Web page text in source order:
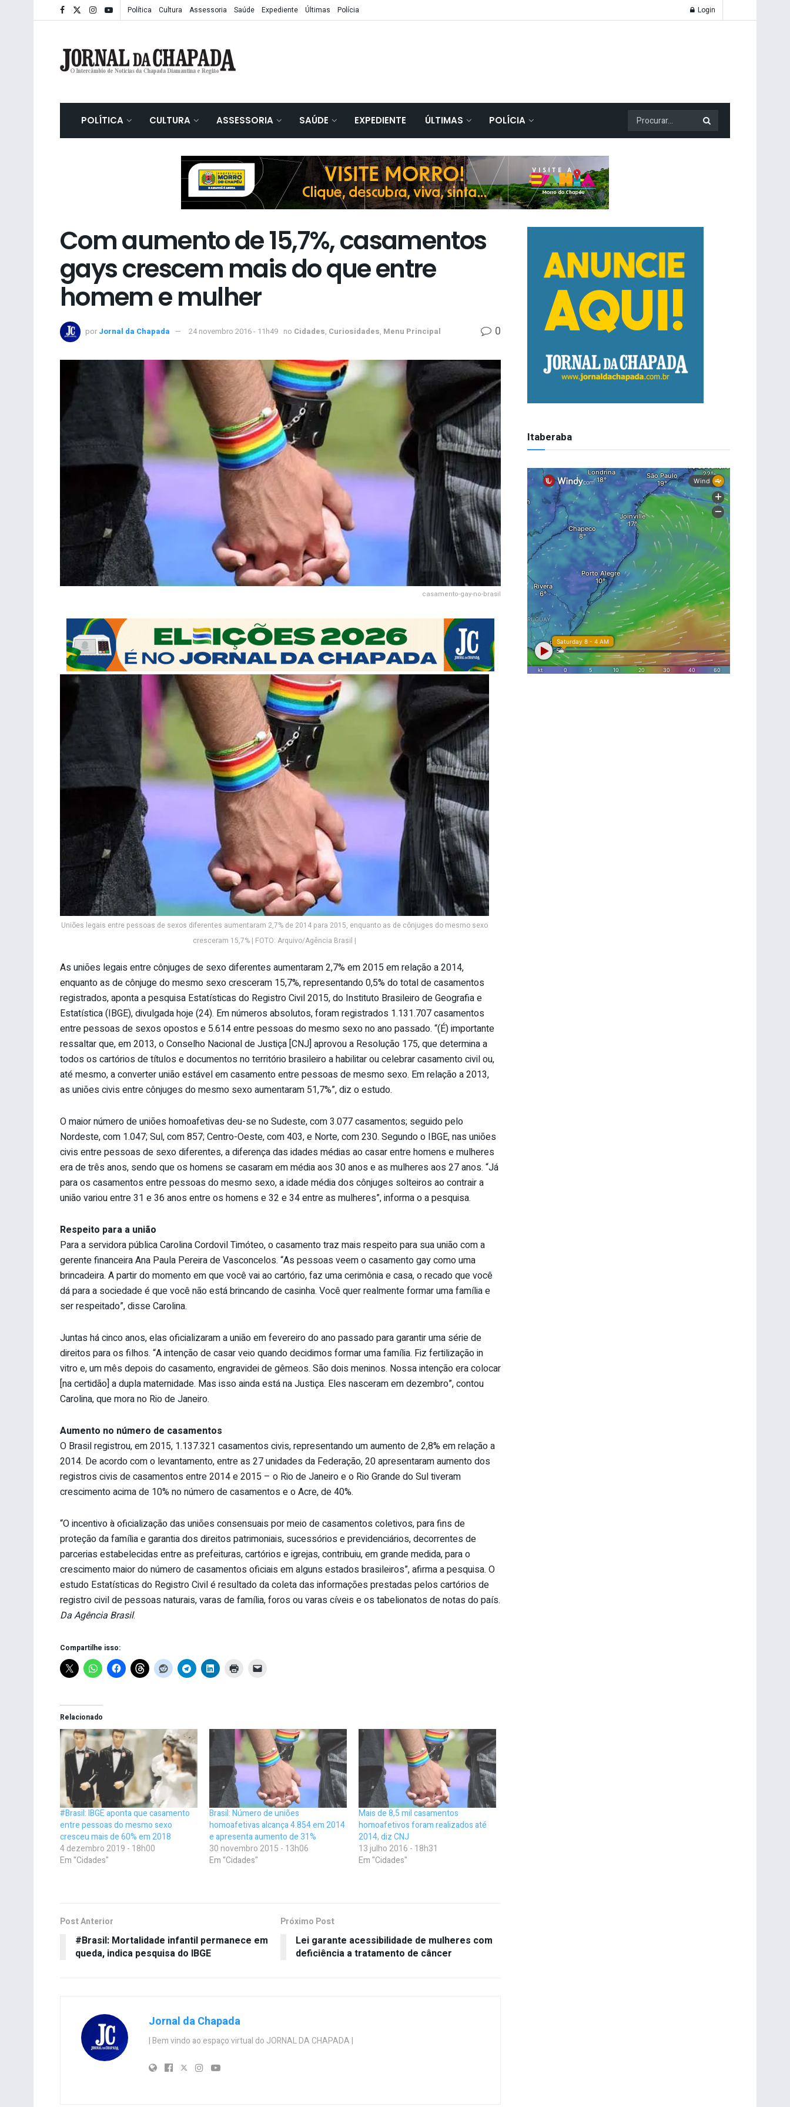
Política Cultura Assessoria Saúde Expediente Últimas Polícia Login
POLÍTICA CULTURA ASSESSORIA SAÚDE EXPEDIENTE ÚLTIMAS POLÍCIA
Com aumento de 15,7%, casamentos
gays crescem mais do que entre
homem e mulher
por Jornal da Chapada 24 novembro 2016 - 11h49 no Cidades, Curiosidades, Menu Principal 0
casamento-gay-no-brasil
Uniões legais entre pessoas de sexos diferentes aumentaram 2,7% de 2014 para 2015, enquanto as de cônjuges do mesmo sexo
cresceram 15,7% | FOTO: Arquivo/Agência Brasil |
As uniões legais entre cônjuges de sexo diferentes aumentaram 2,7% em 2015 em relação a 2014,
enquanto as de cônjuge do mesmo sexo cresceram 15,7%, representando 0,5% do total de casamentos
registrados, aponta a pesquisa Estatísticas do Registro Civil 2015, do Instituto Brasileiro de Geografia e
Estatística (IBGE), divulgada hoje (24). Em números absolutos, foram registrados 1.131.707 casamentos
entre pessoas de sexos opostos e 5.614 entre pessoas do mesmo sexo no ano passado. “(É) importante
ressaltar que, em 2013, o Conselho Nacional de Justiça [CNJ] aprovou a Resolução 175, que determina a
todos os cartórios de títulos e documentos no território brasileiro a habilitar ou celebrar casamento civil ou,
até mesmo, a converter união estável em casamento entre pessoas de mesmo sexo. Em relação a 2013,
as uniões civis entre cônjuges do mesmo sexo aumentaram 51,7%”, diz o estudo.
O maior número de uniões homoafetivas deu-se no Sudeste, com 3.077 casamentos; seguido pelo
Nordeste, com 1.047; Sul, com 857; Centro-Oeste, com 403, e Norte, com 230. Segundo o IBGE, nas uniões
civis entre pessoas de sexo diferentes, a diferença das idades médias ao casar entre homens e mulheres
era de três anos, sendo que os homens se casaram em média aos 30 anos e as mulheres aos 27 anos. “Já
para os casamentos entre pessoas do mesmo sexo, a idade média dos cônjuges solteiros ao contrair a
união variou entre 31 e 36 anos entre os homens e 32 e 34 entre as mulheres”, informa o a pesquisa.
Respeito para a união
Para a servidora pública Carolina Cordovil Timóteo, o casamento traz mais respeito para sua união com a
gerente financeira Ana Paula Pereira de Vasconcelos. “As pessoas veem o casamento gay como uma
brincadeira. A partir do momento em que você vai ao cartório, faz uma cerimônia e casa, o recado que você
dá para a sociedade é que você não está brincando de casinha. Você quer realmente formar uma família e
ser respeitado”, disse Carolina.
Juntas há cinco anos, elas oficializaram a união em fevereiro do ano passado para garantir uma série de
direitos para os filhos. “A intenção de casar veio quando decidimos formar uma família. Fiz fertilização in
vitro e, um mês depois do casamento, engravidei de gêmeos. São dois meninos. Nossa intenção era colocar
[na certidão] a dupla maternidade. Mas isso ainda está na Justiça. Eles nasceram em dezembro”, contou
Carolina, que mora no Rio de Janeiro.
Aumento no número de casamentos
O Brasil registrou, em 2015, 1.137.321 casamentos civis, representando um aumento de 2,8% em relação a
2014. De acordo com o levantamento, entre as 27 unidades da Federação, 20 apresentaram aumento dos
registros civis de casamentos entre 2014 e 2015 – o Rio de Janeiro e o Rio Grande do Sul tiveram
crescimento acima de 10% no número de casamentos e o Acre, de 40%.
“O incentivo à oficialização das uniões consensuais por meio de casamentos coletivos, para fins de
proteção da família e garantia dos direitos patrimoniais, sucessórios e previdenciários, decorrentes de
parcerias estabelecidas entre as prefeituras, cartórios e igrejas, contribuiu, em grande medida, para o
crescimento maior do número de casamentos oficiais em alguns estados brasileiros”, afirma a pesquisa. O
estudo Estatísticas do Registro Civil é resultado da coleta das informações prestadas pelos cartórios de
registro civil de pessoas naturais, varas de família, foros ou varas cíveis e os tabelionatos de notas do país.
Da Agência Brasil.
Compartilhe isso:
Relacionado
#Brasil: IBGE aponta que casamento
entre pessoas do mesmo sexo
cresceu mais de 60% em 2018
4 dezembro 2019 - 18h00
Em "Cidades"
Brasil: Número de uniões
homoafetivas alcança 4.854 em 2014
e apresenta aumento de 31%
30 novembro 2015 - 13h06
Em "Cidades"
Mais de 8,5 mil casamentos
homoafetivos foram realizados até
2014, diz CNJ
13 julho 2016 - 18h31
Em "Cidades"
Post Anterior
#Brasil: Mortalidade infantil permanece em
queda, indica pesquisa do IBGE
Próximo Post
Lei garante acessibilidade de mulheres com
deficiência a tratamento de câncer
Jornal da Chapada
| Bem vindo ao espaço virtual do JORNAL DA CHAPADA |
Itaberaba